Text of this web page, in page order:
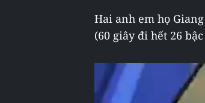
Hai anh em họ
(60 giây đi hết 26